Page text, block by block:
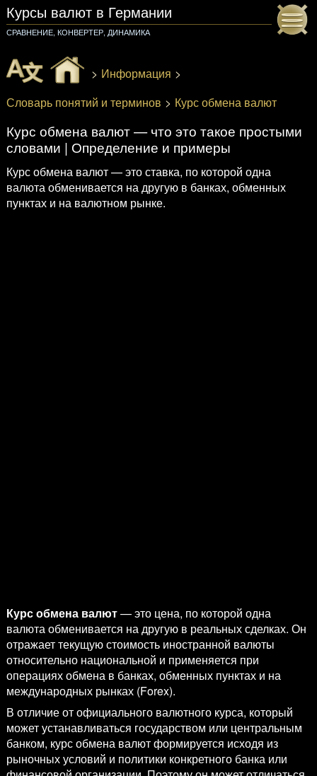
Курсы валют в Германии
СРАВНЕНИЕ, КОНВЕРТЕР, ДИНАМИКА
> Информация >
Словарь понятий и терминов > Курс обмена валют
Курс обмена валют — что это такое простыми
словами | Определение и примеры
Курс обмена валют — это ставка, по которой одна
валюта обменивается на другую в банках, обменных
пунктах и на валютном рынке.
Курс обмена валют— это цена, по которой одна
валюта обменивается на другую в реальных сделках. Он
отражает текущую стоимость иностранной валюты
относительно национальной и применяется при
операциях обмена в банках, обменных пунктах и на
международных рынках (Forex).
В отличие от официального валютного курса, который
может устанавливаться государством или центральным
банком, курс обмена валют формируется исходя из
рыночных условий и политики конкретного банка или